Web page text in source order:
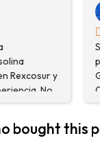
Rexcosur y
No
que
con
que
bought this